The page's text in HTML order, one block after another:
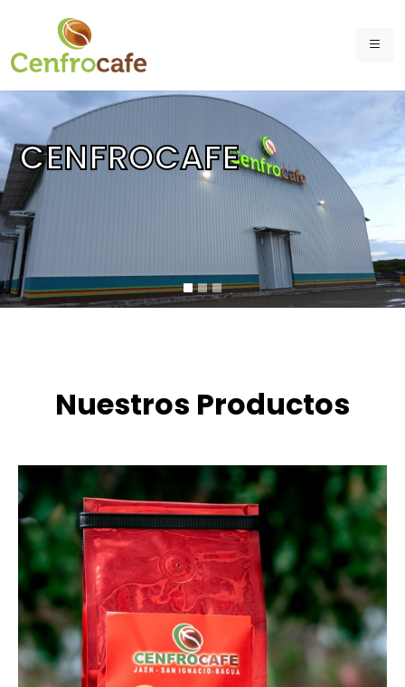
CENFROCAFE
Nuestros Productos